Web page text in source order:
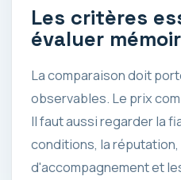
Les critères
évaluer
La comparaison doit
observables. Le prix
Il faut aussi regarder la
conditions, la
d'accompagnement et